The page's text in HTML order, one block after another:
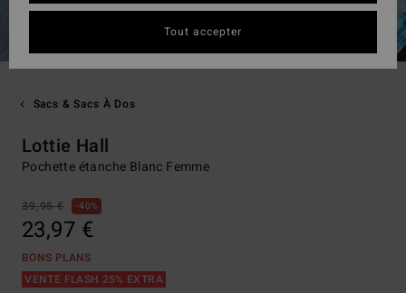
Sacs & Sacs À Dos
Lottie Hall
Pochette étanche Blanc Femme
39,95 € 40%
23,97 €
BONS PLANS
VENTE FLASH 25% EXTRA
Tout accepter